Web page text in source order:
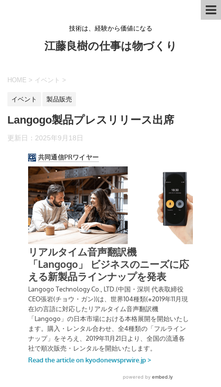
技術は、経験から価値になる
江藤良樹の仕事は物づくり
HOME > イベント >
イベント 製品販売
Langogo製品プレスリリース出席
更新日： 2025年9月18日